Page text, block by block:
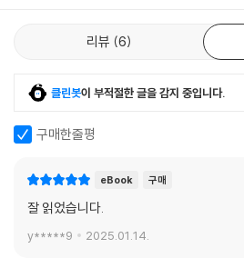
『육체의 악마』는 프랑스 심리 소설의 역사
없는 작품으로 평가받는다. 교양 소설이자
년을 만들어 내며, 한 여성을 죽이는지”를
으로 본인뿐만 아니라 주변 인물들의 심리
없으며, 그들은 모두 감정에 따른 연극을 스
름이라는 것이다.
분석의 섬세함, 문장의 간결함, 그리고 서술
력은, 심리 소설이자 프랑스 고전주의 소설
리뷰 6
클린봇이 부적절한 글을 감지 중입니다.
구매한줄평
eBook 구매
잘 읽었습니다.
y*****9 2025.01.14.